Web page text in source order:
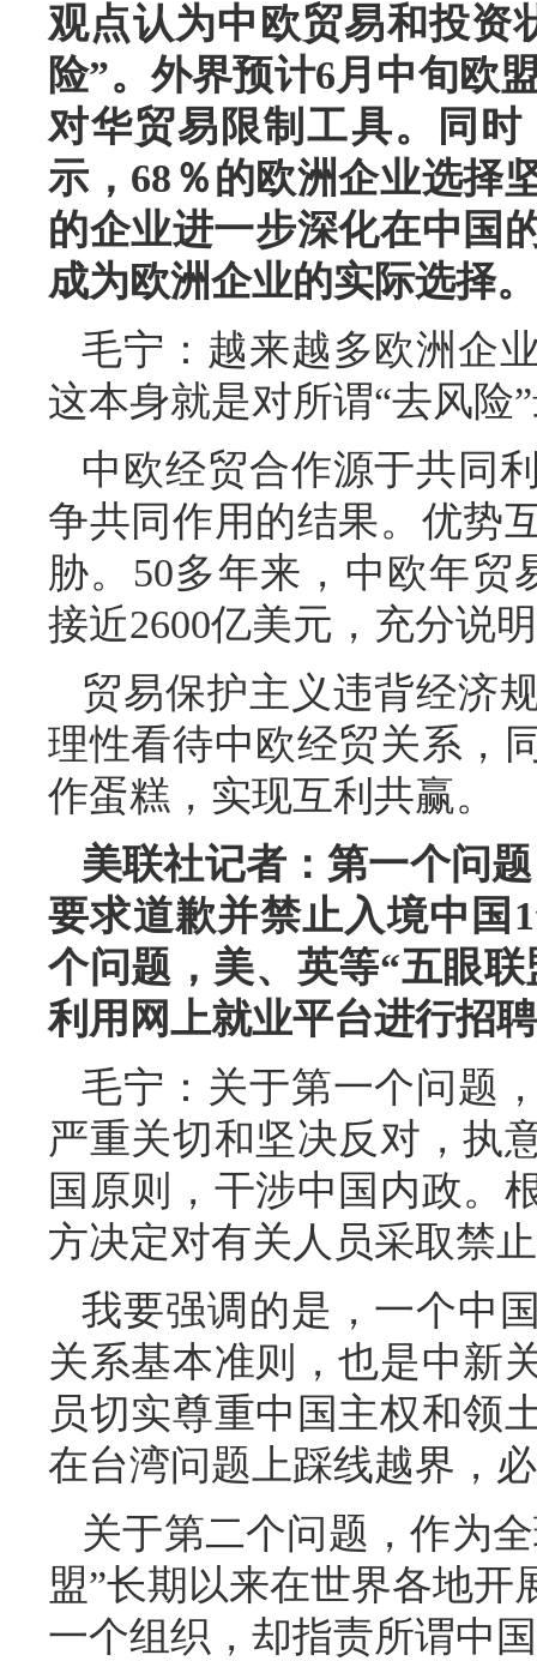
观点认为中欧贸易和投资
险”。外界预计6月中旬欧
对华贸易限制工具。同
示，68％的欧洲企业选择
的企业进一步深化在中国
成为欧洲企业的实际选择
毛宁：越来越多欧洲企
这本身就是对所谓“去风险
中欧经贸合作源于共同
争共同作用的结果。优势
胁。50多年来，中欧年贸
接近2600亿美元，充分说
贸易保护主义违背经济
理性看待中欧经贸关系，
作蛋糕，实现互利共赢。
美联社记者：第一个问
要求道歉并禁止入境中国
个问题，美、英等“五眼
利用网上就业平台进行招
毛宁：关于第一个问题
严重关切和坚决反对，执
国原则，干涉中国内政。
方决定对有关人员采取禁
我要强调的是，一个中
关系基本准则，也是中新
员切实尊重中国主权和领
在台湾问题上踩线越界，
关于第二个问题，作为
盟”长期以来在世界各地
一个组织，却指责所谓中